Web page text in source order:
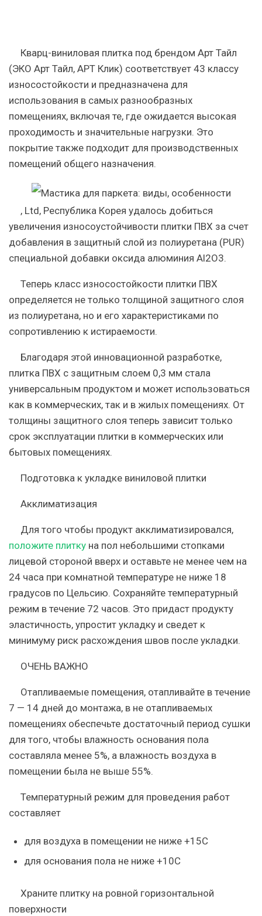
Кварц-виниловая плитка под брендом Арт Тайл
(ЭКО Арт Тайл, АРТ Клик) соответствует 43 классу
износостойкости и предназначена для
использования в самых разнообразных
помещениях, включая те, где ожидается высокая
проходимость и значительные нагрузки. Это
покрытие также подходит для производственных
помещений общего назначения.
, Ltd, Республика Корея удалось добиться
увеличения износоустойчивости плитки ПВХ за счет
добавления в защитный слой из полиуретана (PUR)
специальной добавки оксида алюминия Al2O3.
Теперь класс износостойкости плитки ПВХ
определяется не только толщиной защитного слоя
из полиуретана, но и его характеристиками по
сопротивлению к истираемости.
Благодаря этой инновационной разработке,
плитка ПВХ с защитным слоем 0,3 мм стала
универсальным продуктом и может использоваться
как в коммерческих, так и в жилых помещениях. От
толщины защитного слоя теперь зависит только
срок эксплуатации плитки в коммерческих или
бытовых помещениях.
Подготовка к укладке виниловой плитки
Акклиматизация
Для того чтобы продукт акклиматизировался,
положите плитку на пол небольшими стопками
лицевой стороной вверх и оставьте не менее чем на
24 часа при комнатной температуре не ниже 18
градусов по Цельсию. Сохраняйте температурный
режим в течение 72 часов. Это придаст продукту
эластичность, упростит укладку и сведет к
минимуму риск расхождения швов после укладки.
ОЧЕНЬ ВАЖНО
Отапливаемые помещения, отапливайте в течение
7 — 14 дней до монтажа, в не отапливаемых
помещениях обеспечьте достаточный период сушки
для того, чтобы влажность основания пола
составляла менее 5%, а влажность воздуха в
помещении была не выше 55%.
Температурный режим для проведения работ
составляет
для воздуха в помещении не ниже +15С
для основания пола не ниже +10С
Храните плитку на ровной горизонтальной
поверхности